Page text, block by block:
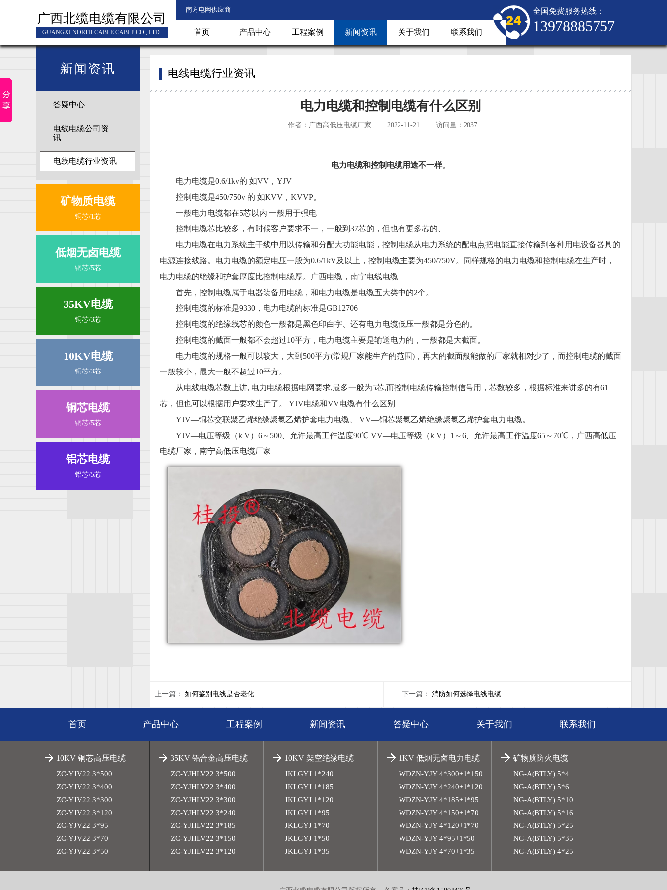
广西北缆电缆有限公司
GUANGXI NORTH CABLE CABLE CO., LTD.
南方电网供应商
首页 产品中心 工程案例 新闻资讯 关于我们 联系我们
全国免费服务热线：
13978885757
新闻资讯
答疑中心
电线电缆公司资
讯
电线电缆行业资讯
矿物质电缆
铜芯/1芯
低烟无卤电缆
铜芯/5芯
35KV电缆
铜芯/3芯
10KV电缆
铜芯/3芯
铜芯电缆
铜芯/5芯
铝芯电缆
铝芯/5芯
电线电缆行业资讯
电力电缆和控制电缆有什么区别
作者：广西高低压电缆厂家 2022-11-21 访问量：2037
电力电缆和控制电缆用途不一样。
电力电缆是0.6/1kv的 如VV，YJV
控制电缆是450/750v 的 如KVV，KVVP。
一般电力电缆都在5芯以内 一般用于强电
控制电缆芯比较多，有时候客户要求不一，一般到37芯的，但也有更多芯的、
电力电缆在电力系统主干线中用以传输和分配大功能电能，控制电缆从电力系统的配电点把电能直接传输到各种用电设备器具的
电源连接线路。电力电缆的额定电压一般为0.6/1kV及以上，控制电缆主要为450/750V。同样规格的电力电缆和控制电缆在生产时，
电力电缆的绝缘和护套厚度比控制电缆厚。广西电缆，南宁电线电缆
首先，控制电缆属于电器装备用电缆，和电力电缆是电缆五大类中的2个。
控制电缆的标准是9330，电力电缆的标准是GB12706
控制电缆的绝缘线芯的颜色一般都是黑色印白字、还有电力电缆低压一般都是分色的。
控制电缆的截面一般都不会超过10平方，电力电缆主要是输送电力的，一般都是大截面。
电力电缆的规格一般可以较大，大到500平方(常规厂家能生产的范围)，再大的截面般能做的厂家就相对少了，而控制电缆的截面
一般较小，最大一般不超过10平方。
从电线电缆芯数上讲, 电力电缆根据电网要求,最多一般为5芯,而控制电缆传输控制信号用，芯数较多，根据标准来讲多的有61
芯，但也可以根据用户要求生产了。 YJV电缆和VV电缆有什么区别
YJV—铜芯交联聚乙烯绝缘聚氯乙烯护套电力电缆、 VV—铜芯聚氯乙烯绝缘聚氯乙烯护套电力电缆。
YJV—电压等级（k V）6～500、允许最高工作温度90℃ VV—电压等级（k V）1～6、允许最高工作温度65～70℃ ，广西高低压
电缆厂家，南宁高低压电缆厂家
上一篇： 如何鉴别电线是否老化 下一篇：消防如何选择电线电缆
首页 产品中心 工程案例 新闻资讯 答疑中心 关于我们 联系我们
10KV 铜芯高压电缆
ZC-YJV22 3*500
ZC-YJV22 3*400
ZC-YJV22 3*300
ZC-YJV22 3*120
ZC-YJV22 3*95
ZC-YJV22 3*70
ZC-YJV22 3*50
35KV 铝合金高压电缆
ZC-YJHLV22 3*500
ZC-YJHLV22 3*400
ZC-YJHLV22 3*300
ZC-YJHLV22 3*240
ZC-YJHLV22 3*185
ZC-YJHLV22 3*150
ZC-YJHLV22 3*120
10KV 架空绝缘电缆
JKLGYJ 1*240
JKLGYJ 1*185
JKLGYJ 1*120
JKLGYJ 1*95
JKLGYJ 1*70
JKLGYJ 1*50
JKLGYJ 1*35
1KV 低烟无卤电力电缆
WDZN-YJY 4*300+1*150
WDZN-YJY 4*240+1*120
WDZN-YJY 4*185+1*95
WDZN-YJY 4*150+1*70
WDZN-YJY 4*120+1*70
WDZN-YJY 4*95+1*50
WDZN-YJY 4*70+1*35
矿物质防火电缆
NG-A(BTLY) 5*4
NG-A(BTLY) 5*6
NG-A(BTLY) 5*10
NG-A(BTLY) 5*16
NG-A(BTLY) 5*25
NG-A(BTLY) 5*35
NG-A(BTLY) 4*25